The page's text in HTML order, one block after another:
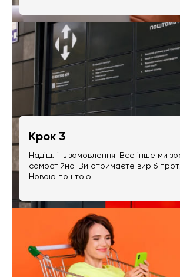
Крок 3
Надішліть замовлення. Все інше ми
самостійно. Ви отримаєте виріб
Новою поштою